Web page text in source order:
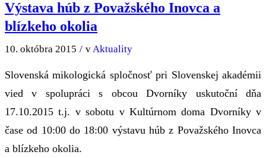
Výstava húb z Považského Inovca a
blízkeho okolia
10. októbra 2015 / vAktuality
Slovenská mikologická spločnosť pri Slovenskej akadémii
vied v spolupráci s obcou Dvorníky uskutoční dňa
17.10.2015 t.j. v sobotu v Kultúrnom doma Dvorníky v
čase od 10:00 do 18:00 výstavu húb z Považského Inovca
a blízkeho okolia.